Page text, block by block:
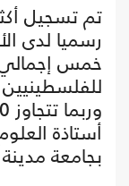
تم تسجيل
رسميا لدى
خمس إجمالي
أستاذة
بجامعة